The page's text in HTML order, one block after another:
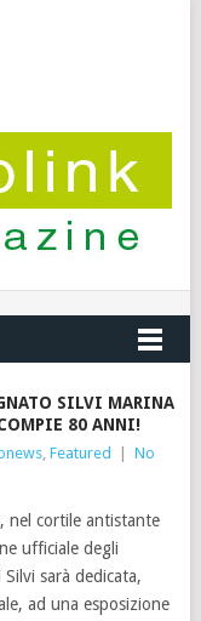
SILVI MARINA
80 ANNI!
, Featured
No
nel cortile antistante
ufficiale degli
Silvi sarà dedicata,
ad una esposizione